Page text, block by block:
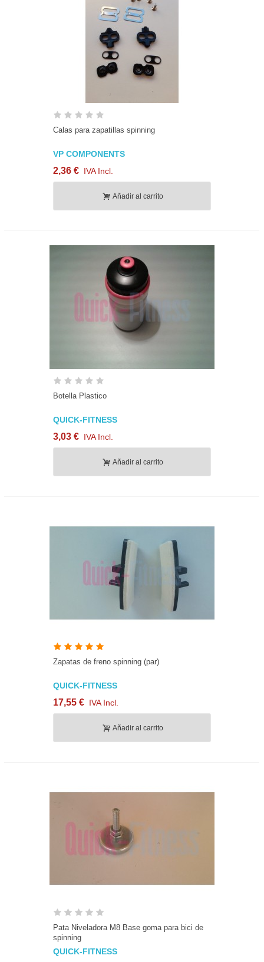
Calas para zapatillas spinning
VP COMPONENTS
2,36 € IVA Incl.
Añadir al carrito
Botella Plastico
QUICK-FITNESS
3,03 € IVA Incl.
Añadir al carrito
Zapatas de freno spinning (par)
QUICK-FITNESS
17,55 € IVA Incl.
Añadir al carrito
Pata Niveladora M8 Base goma para bici de
spinning
QUICK-FITNESS